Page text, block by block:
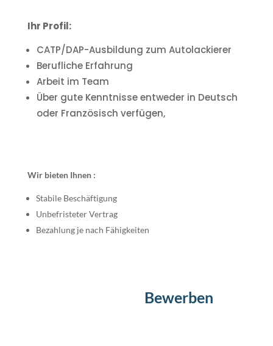
Ihr Profil:
CATP/DAP-Ausbildung zum Autolackierer
Berufliche Erfahrung
Arbeit im Team
Über gute Kenntnisse entweder in Deutsch
oder Französisch verfügen,
Wir bieten Ihnen :
Stabile Beschäftigung
Unbefristeter Vertrag
Bezahlung je nach Fähigkeiten
Bewerben